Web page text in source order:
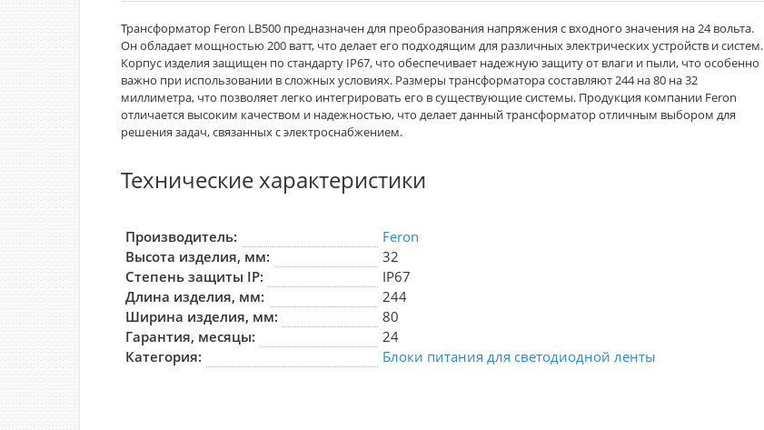
Трансформатор Feron LB500 предназначен для преобразования напряжения с входного значения на 24 вольта.
Он обладает мощностью 200 ватт, что делает его подходящим для различных электрических устройств и систем.
Корпус изделия защищен по стандарту IP67, что обеспечивает надежную защиту от влаги и пыли, что особенно
важно при использовании в сложных условиях. Размеры трансформатора составляют 244 на 80 на 32
миллиметра, что позволяет легко интегрировать его в существующие системы. Продукция компании Feron
отличается высоким качеством и надежностью, что делает данный трансформатор отличным выбором для
решения задач, связанных с электроснабжением.
Технические характеристики
Производитель:
Feron
Высота изделия, мм:
32
Степень защиты IP:
IP67
Длина изделия, мм:
244
Ширина изделия, мм:
80
Гарантия, месяцы:
24
Категория:
Блоки питания для светодиодной ленты